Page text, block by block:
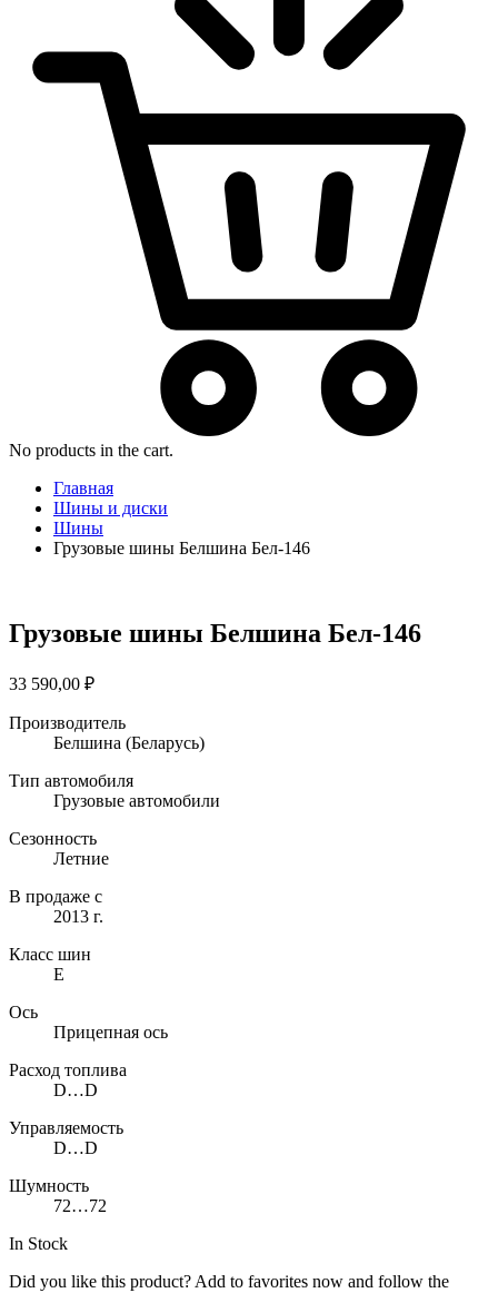
No products in the cart.
Главная
Шины и диски
Шины
Грузовые шины Белшина Бел-146
Грузовые шины Белшина Бел-146
33 590,00 ₽
Производитель
Белшина (Беларусь)
Тип автомобиля
Грузовые автомобили
Сезонность
Летние
В продаже с
2013 г.
Класс шин
E
Ось
Прицепная ось
Расход топлива
D…D
Управляемость
D…D
Шумность
72…72
In Stock
Did you like this product? Add to favorites now and follow the